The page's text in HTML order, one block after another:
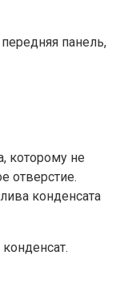
панель,
которому не
отверстие.
конденсата